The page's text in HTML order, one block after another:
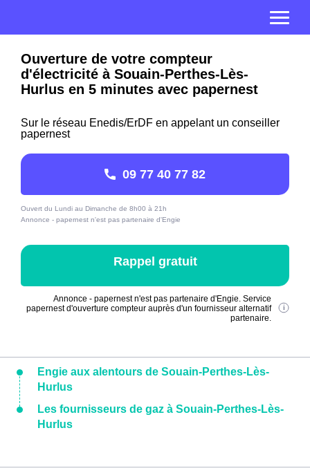
Ouverture de votre compteur
d'électricité à Souain-Perthes-Lès-
Hurlus en 5 minutes avec papernest
Sur le réseau Enedis/ErDF en appelant un conseiller
papernest
09 77 40 77 82
Ouvert du Lundi au Dimanche de 8h00 à 21h
Annonce - papernest n'est pas partenaire d'Engie
Rappel gratuit
Annonce - papernest n'est pas partenaire d'Engie. Service
papernest d'ouverture compteur auprès d'un fournisseur alternatif
partenaire.
Engie aux alentours de Souain-Perthes-Lès-
Hurlus
Les fournisseurs de gaz à Souain-Perthes-Lès-
Hurlus